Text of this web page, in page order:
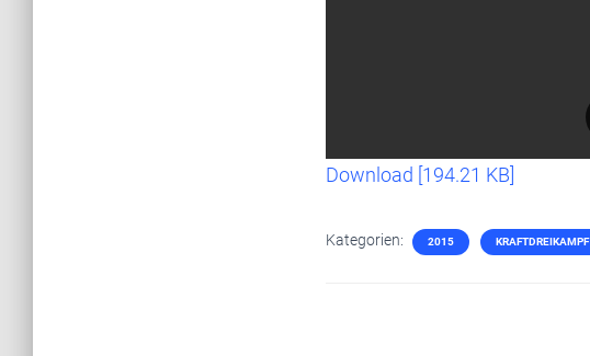
Download [194.21 KB]
Kategorien: 2015 KRAFTDREIKAMPF